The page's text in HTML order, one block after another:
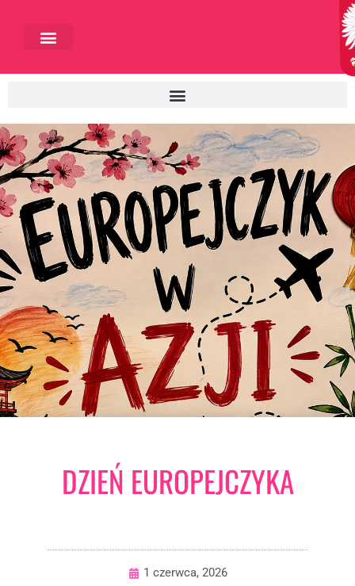
DZIEŃ EUROPEJCZYKA
1 czerwca, 2026